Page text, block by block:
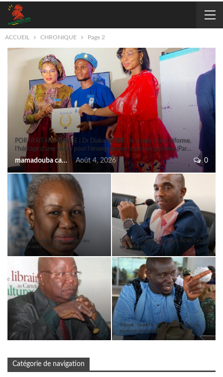
ACCUEIL CHRONIQUE Page 2
PORTRAIT-HOMMAGE | Dr Diaka SIDIBÉ : le visage d’une réforme,
l’héritage d’une vision pour l’enseignement supérieur guinéen (Par…
mamadouba camara Août 4, 2026 0
Portrait | Bintou Keïta : des couloirs des
Nations unies au défi de la…
TRIBUNE | Alpha Oumar Baldé (AOB) : l’art de
servir, la force…
Tribune : Disparition du Professeur Maurice
Togba ZOGBÉLÉMOU, la…
Tribune : Quand la confiance accordée à la
jeunesse devient un…
Catégorie de navigation